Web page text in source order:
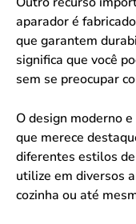
aparador é
que garantem
significa que você
sem se preocupar
O design moderno
que merece
diferentes estilos
utilize em diversos
cozinha ou até